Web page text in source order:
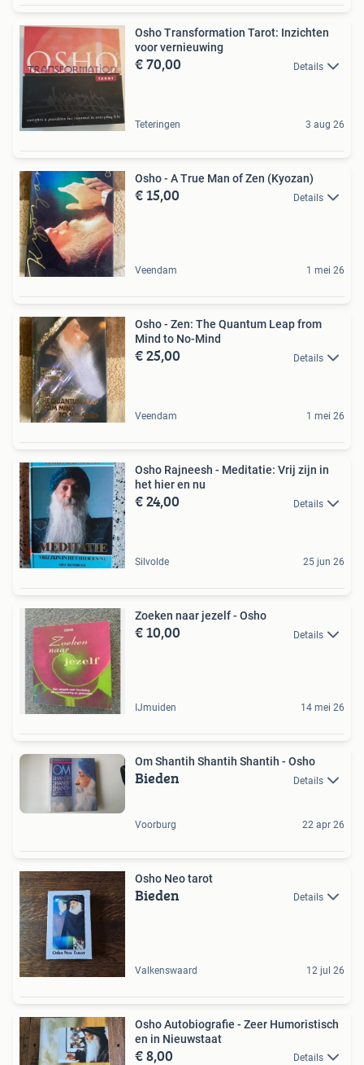
Osho Transformation Tarot: Inzichten
voor vernieuwing
€ 70,00 Details
Teteringen 3 aug 26
Osho - A True Man of Zen (Kyozan)
€ 15,00 Details
Veendam 1 mei 26
Osho - Zen: The Quantum Leap from
Mind to No-Mind
€ 25,00 Details
Veendam 1 mei 26
Osho Rajneesh - Meditatie: Vrij zijn in
het hier en nu
€ 24,00 Details
Silvolde 25 jun 26
Zoeken naar jezelf - Osho
€ 10,00 Details
IJmuiden 14 mei 26
Om Shantih Shantih Shantih - Osho
Bieden Details
Voorburg 22 apr 26
Osho Neo tarot
Bieden Details
Valkenswaard 12 jul 26
Osho Autobiografie - Zeer Humoristisch
en in Nieuwstaat
€ 8,00 Details